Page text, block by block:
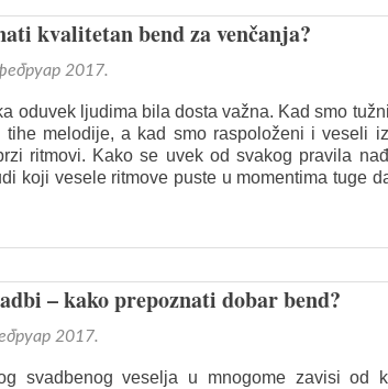
da
odaberete
svadbe
koji
se
razlikuje
kvalitetan bend za venčanja?
2017.
oduvek ljudima bila dosta važna. Kad smo
tihe melodije, a kad smo raspoloženi i veseli
ritmovi. Kako se uvek od svakog pravila
koji vesele ritmove puste u momentima tuge
– kako prepoznati dobar bend?
2017.
svadbenog veselja u mnogome zavisi od